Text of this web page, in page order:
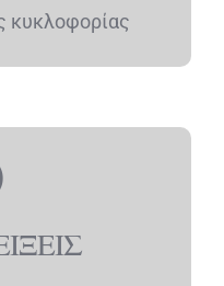
κυκλοφορίας